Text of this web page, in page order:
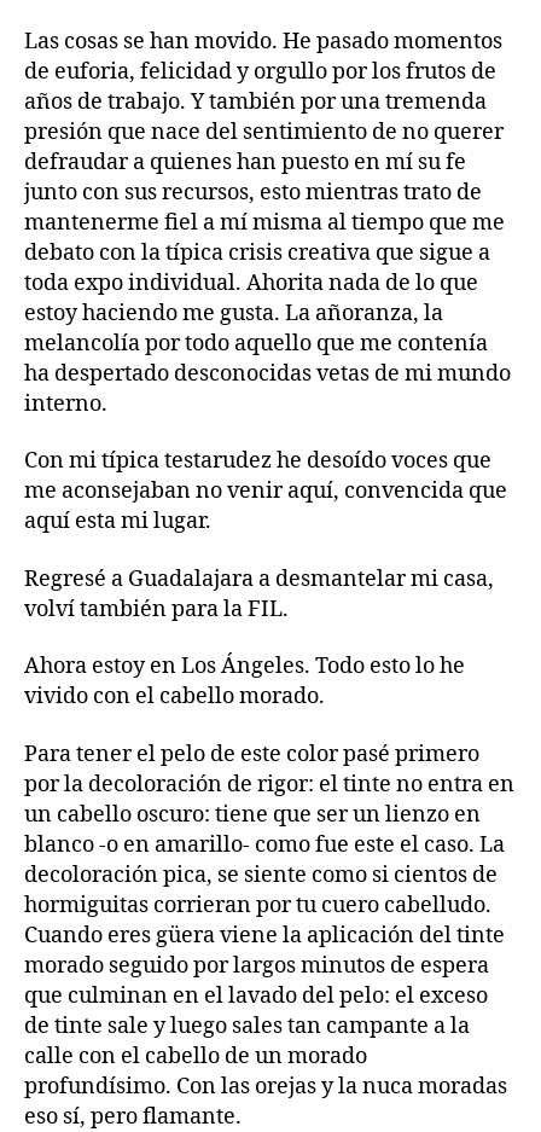
Las cosas se han movido. He pasado momentos
de euforia, felicidad y orgullo por los frutos de
años de trabajo. Y también por una tremenda
presión que nace del sentimiento de no querer
defraudar a quienes han puesto en mí su fe
junto con sus recursos, esto mientras trato de
mantenerme fiel a mí misma al tiempo que me
debato con la típica crisis creativa que sigue a
toda expo individual. Ahorita nada de lo que
estoy haciendo me gusta. La añoranza, la
melancolía por todo aquello que me contenía
ha despertado desconocidas vetas de mi mundo
interno.
Con mi típica testarudez he desoído voces que
me aconsejaban no venir aquí, convencida que
aquí esta mi lugar.
Regresé a Guadalajara a desmantelar mi casa,
volví también para la FIL.
Ahora estoy en Los Ángeles. Todo esto lo he
vivido con el cabello morado.
Para tener el pelo de este color pasé primero
por la decoloración de rigor: el tinte no entra en
un cabello oscuro: tiene que ser un lienzo en
blanco -o en amarillo- como fue este el caso. La
decoloración pica, se siente como si cientos de
hormiguitas corrieran por tu cuero cabelludo.
Cuando eres güera viene la aplicación del tinte
morado seguido por largos minutos de espera
que culminan en el lavado del pelo: el exceso
de tinte sale y luego sales tan campante a la
calle con el cabello de un morado
profundísimo. Con las orejas y la nuca moradas
eso sí, pero flamante.